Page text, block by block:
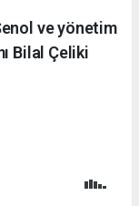
ve yönetim
Bilal Çeliki